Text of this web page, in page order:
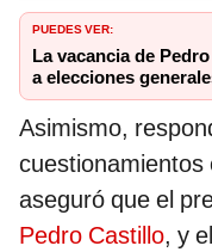
PUEDES VER:
La vacancia de
a elecciones
Asimismo,
cuestionamientos
aseguró que el
Pedro Castillo, y